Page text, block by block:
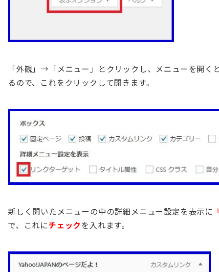
「外観」→「メニュー」とクリックし、メニューを開く
るので、これをクリックして開きます。
新しく開いたメニューの中の詳細メニュー設定を表示に
で、これにチェックを入れます。